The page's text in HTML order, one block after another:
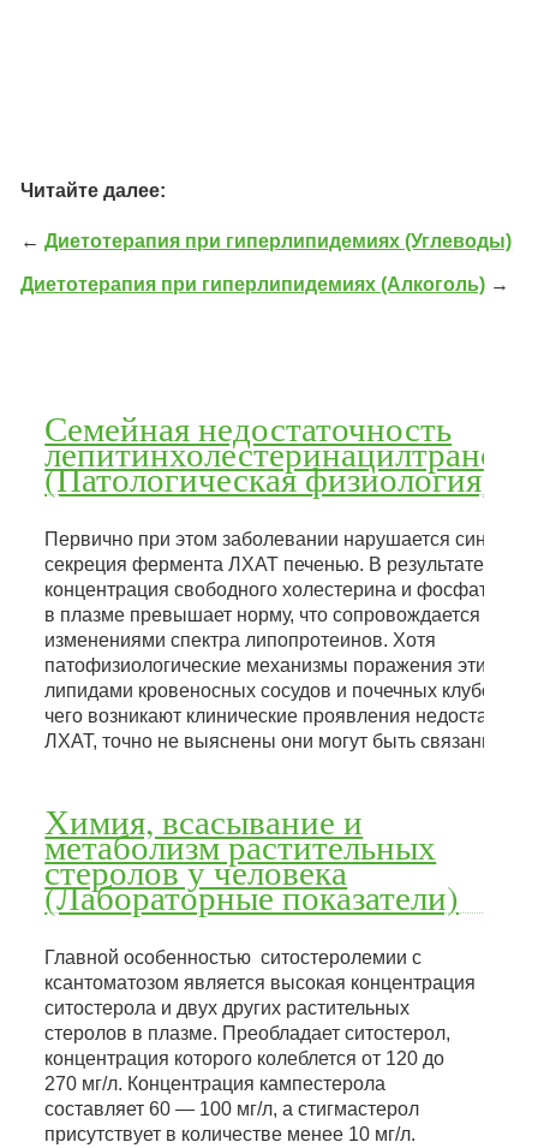
Читайте далее:
←Диетотерапия при гиперлипидемиях (Углеводы)
Диетотерапия при гиперлипидемиях (Алкоголь) →
Семейная недостаточность
(Патологическая физиология)
Первично при этом заболевании нарушается синтез
секреция фермента ЛХАТ печенью. В результате
концентрация свободного холестерина и
в плазме превышает норму, что сопровождается
изменениями спектра липопротеинов. Хотя
патофизиологические механизмы поражения этими
липидами кровеносных сосудов и почечных
чего возникают клинические проявления
ЛХАТ, точно не выяснены они могут быть связаны
Химия, всасывание и
метаболизм растительных
стеролов у человека
(Лабораторные показатели)
Главной особенностью ситостеролемии с
ксантоматозом является высокая концентрация
ситостерола и двух других растительных
стеролов в плазме. Преобладает ситостерол,
концентрация которого колеблется от 120 до
270 мг/л. Концентрация кампестерола
составляет 60 — 100 мг/л, а стигмастерол
присутствует в количестве менее 10 мг/л.